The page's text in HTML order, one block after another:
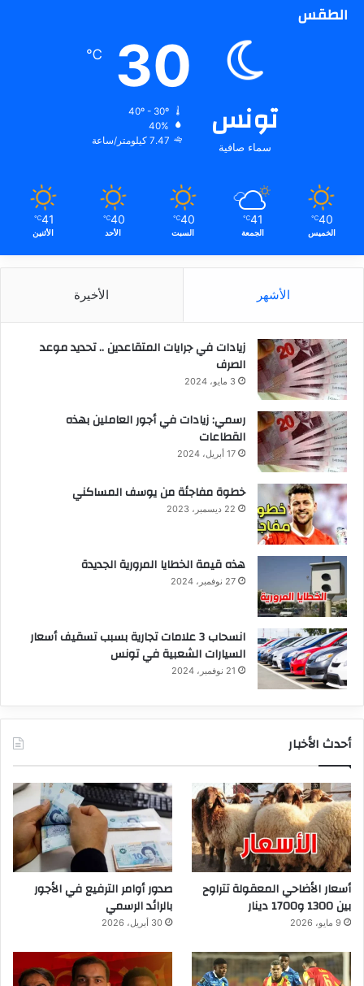
الطقس
تونس
سماء صافية
30
℃
40%
7.47 كيلومتر/ساعة
40
℃
الخميس
41
℃
الجمعة
40
℃
السبت
40
℃
الأحد
41
℃
الأثنين
الأشهر الأخيرة
زيادات في جرايات المتقاعدين .. تحديد موعد
الصرف
3 مايو، 2024
رسمي: زيادات في أجور العاملين بهذه
القطاعات
17 أبريل، 2024
خطوة مفاجئة من يوسف المساكني
22 ديسمبر، 2023
هذه قيمة الخطايا المرورية الجديدة
27 نوفمبر، 2024
انسحاب 3 علامات تجارية بسبب تسقيف أسعار
السيارات الشعبية في تونس
21 نوفمبر، 2024
أحدث الأخبار
أسعار الأضاحي المعقولة تتراوح
بين 1300 و1700 دينار
9 مايو، 2026
صدور أوامر الترفيع في الأجور
بالرائد الرسمي
30 أبريل، 2026